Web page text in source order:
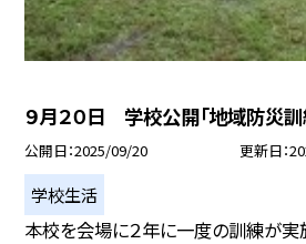
９月２０日 学校公開「地域防災訓
公開日 2025/09/20 更新日
学校生活
本校を会場に２年に一度の訓練が実